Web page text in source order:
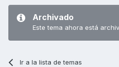
Archivado
Este tema ahora está
Ir a la lista de temas